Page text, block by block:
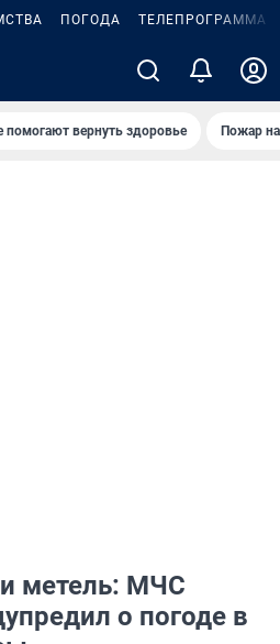
ПОГОДА ТЕЛЕПРОГРАММА
помогают вернуть здоровье Пожар
метель: МЧС
о погоде в